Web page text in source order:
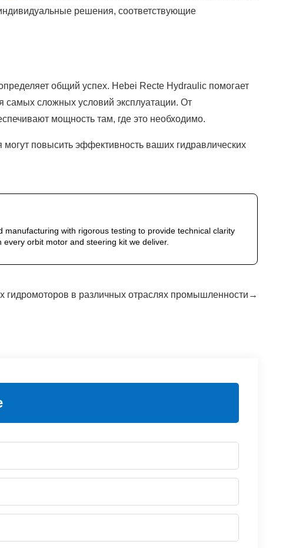
решения, соответствующие
общий успех. Hebei Recte Hydraulic помогает
сложных условий эксплуатации. От
мощность там, где это необходимо.
повысить эффективность ваших гидравлических
with rigorous testing to provide technical clarity
orbit motor and steering kit we deliver.
в различных отраслях промышленности→